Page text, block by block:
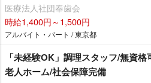
医療法人社団奉歯会
時給1,400円～1,500円
アルバイト・パート / 東京都
「未経験OK」調理スタッフ/無資
老人ホーム/社会保障完備